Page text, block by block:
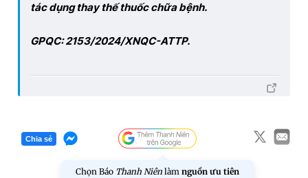
tác dụng thay thế thuốc chữa bệnh.
GPQC: 2153/2024/XNQC-ATTP.
Chia sẻ
Chọn Báo Thanh Niên làm nguồn ưu tiên